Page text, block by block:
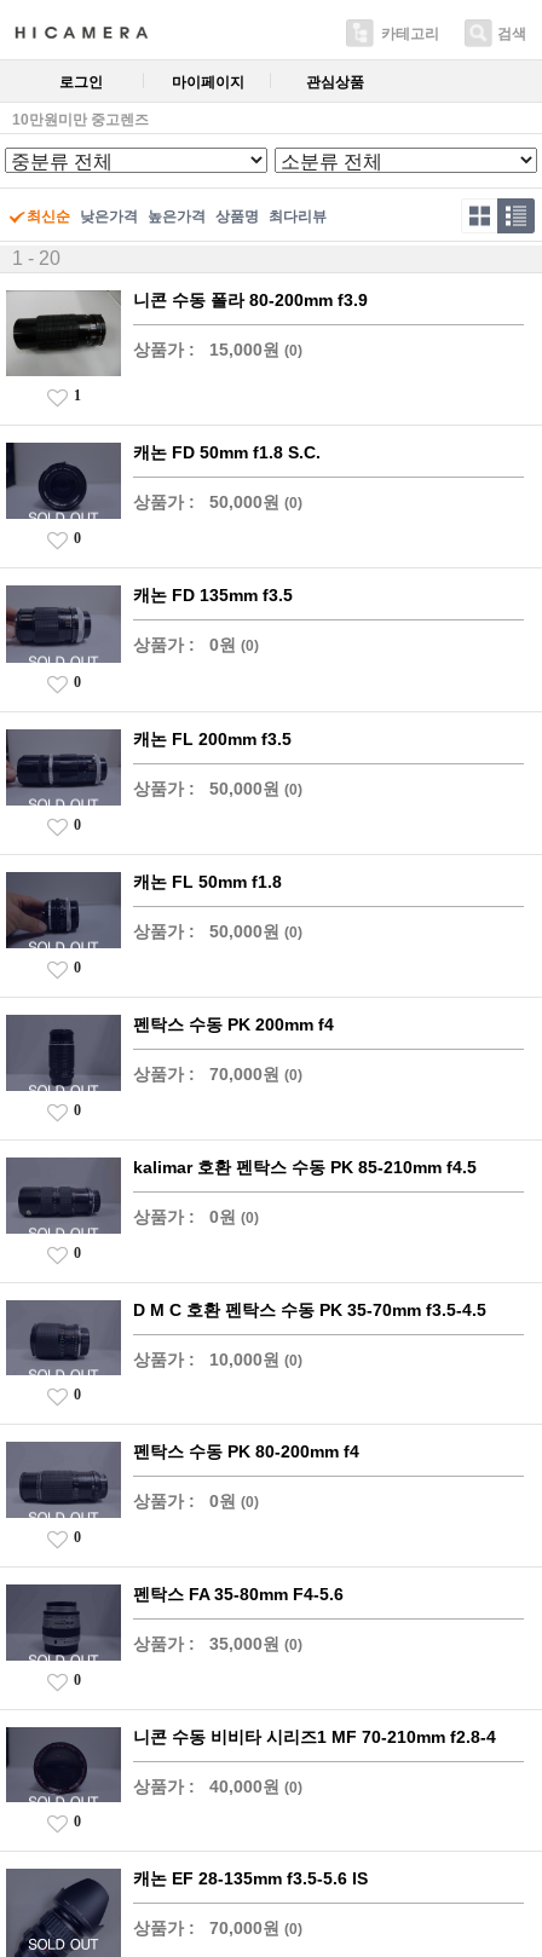
카테고리 검색
로그인 마이페이지 관심상품
10만원미만 중고렌즈
최신순 낮은가격 높은가격 상품명 최다리뷰
1 - 20
니콘 수동 폴라 80-200mm f3.9
상품가 : 15,000원 (0)
1
캐논 FD 50mm f1.8 S.C.
상품가 : 50,000원 (0)
0
캐논 FD 135mm f3.5
상품가 : 0원 (0)
0
캐논 FL 200mm f3.5
상품가 : 50,000원 (0)
0
캐논 FL 50mm f1.8
상품가 : 50,000원 (0)
0
펜탁스 수동 PK 200mm f4
상품가 : 70,000원 (0)
0
kalimar 호환 펜탁스 수동 PK 85-210mm f4.5
상품가 : 0원 (0)
0
D M C 호환 펜탁스 수동 PK 35-70mm f3.5-4.5
상품가 : 10,000원 (0)
0
펜탁스 수동 PK 80-200mm f4
상품가 : 0원 (0)
0
펜탁스 FA 35-80mm F4-5.6
상품가 : 35,000원 (0)
0
니콘 수동 비비타 시리즈1 MF 70-210mm f2.8-4
상품가 : 40,000원 (0)
0
캐논 EF 28-135mm f3.5-5.6 IS
상품가 : 70,000원 (0)